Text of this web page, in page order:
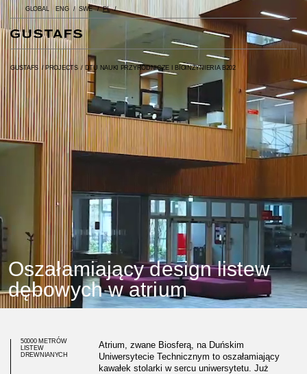
GLOBAL ENG SWE PL
GUSTAFS / PROJECTS / DTU NAUKI PRZYRODNICZE I BIOINŻYNIERIA B202
Oszałamiający design listew
dębowych w atrium
50000 METRÓW
LISTEW
DREWNIANYCH
Atrium, zwane Biosferą, na Duńskim
Uniwersytecie Technicznym to oszałamiający
kawałek stolarki w sercu uniwersytetu. Już